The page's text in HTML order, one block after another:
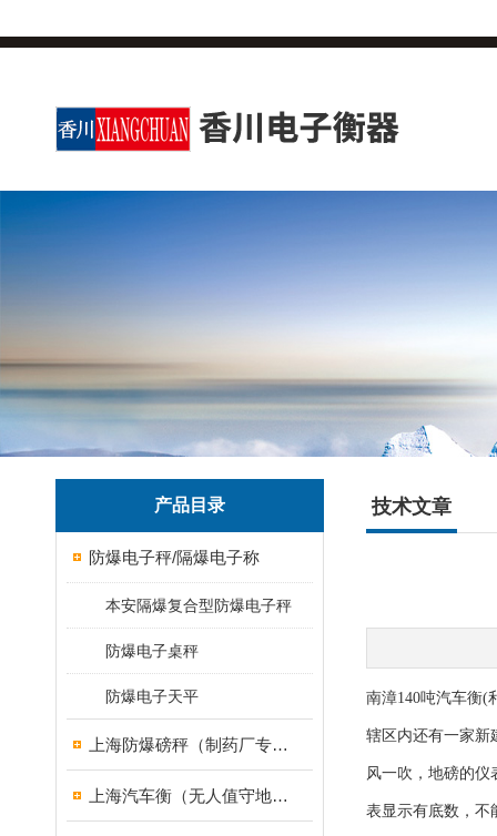
产品目录
防爆电子秤/隔爆电子称
本安隔爆复合型防爆电子秤
防爆电子桌秤
防爆电子天平
上海防爆磅秤（制药厂专用）
上海汽车衡（无人值守地磅）
技术文章
南漳140吨汽车衡(
辖区内还有一家新
风一吹，地磅的
表显示有底数，不